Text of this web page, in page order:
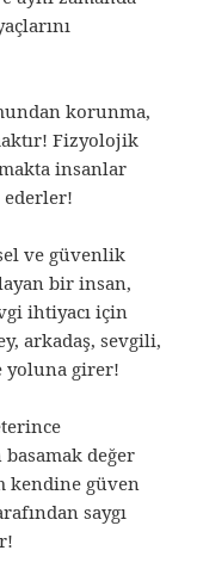
korunma,
Fizyolojik
insanlar
ederler!
ve güvenlik
bir insan,
ihtiyacı için
arkadaş, sevgili,
yoluna girer!
değer
kendine güven
saygı